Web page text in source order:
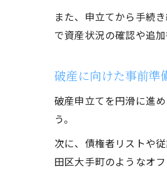
また、申立てから手続
で資産状況の確認や追
破産に向けた事前準
破産申立てを円滑に進
う。
次に、債権者リストや
田区大手町のようなオ